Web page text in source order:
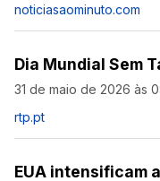
noticiasaominuto.com
Dia Mundial Sem
31 de maio de 2026 às
rtp.pt
EUA intensificam